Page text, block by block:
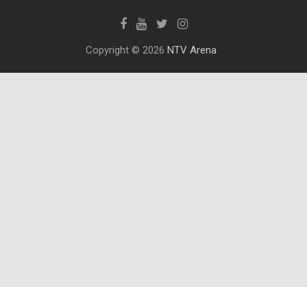
Copyright © 2026 NTV Arena